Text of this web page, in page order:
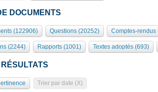
DOCUMENTS
(122906) Questions (20252) Comptes-rendus
(2244) Rapports (1001) Textes adoptés (693)
Trier par date (X)